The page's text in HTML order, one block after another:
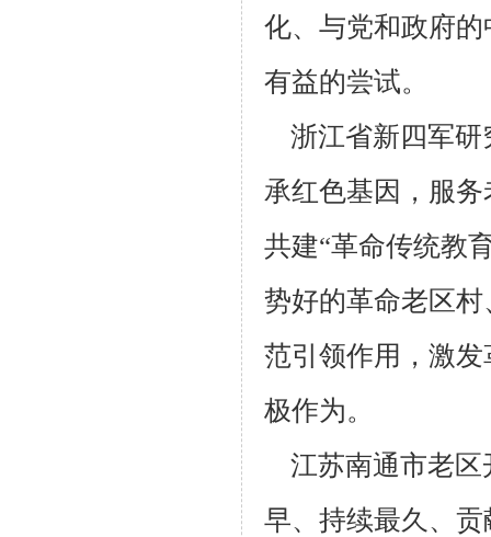
化、与党和政府
有益的尝试。
浙江省新四军研
承红色基因，服
共建“革命传统教
势好的革命老区
范引领作用，激
极作为。
江苏南通市老区
早、持续最久、